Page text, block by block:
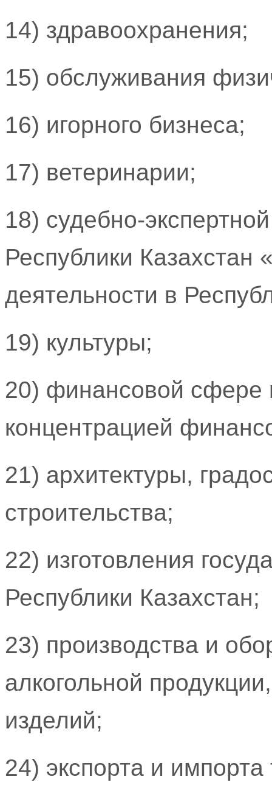
14) здравоохранения;
15) обслуживания
16) игорного бизнеса;
17) ветеринарии;
18) судебно-
Республики Казахстан
деятельности в
19) культуры;
20) финансовой сфере
концентрацией
21) архитектуры,
строительства;
22) изготовления
Республики Казахстан;
23) производства и
алкогольной
изделий;
24) экспорта и импорта